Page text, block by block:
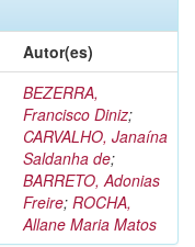
Autor(es)
BEZERRA,
Francisco Diniz;
CARVALHO, Janaína
Saldanha de;
BARRETO, Adonias
Freire; ROCHA,
Allane Maria Matos